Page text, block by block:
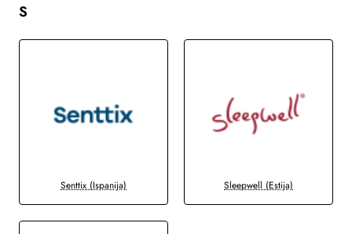
S
Senttix (Ispanija) Sleepwell (Estija)